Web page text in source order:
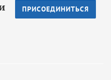
ПРИСОЕДИНИТЬСЯ